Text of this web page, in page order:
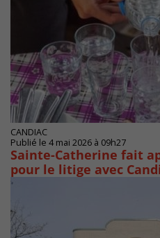
CANDIAC
Publié le 4 mai 2026 à 09h27
Sainte-Catherine fait
pour le litige avec